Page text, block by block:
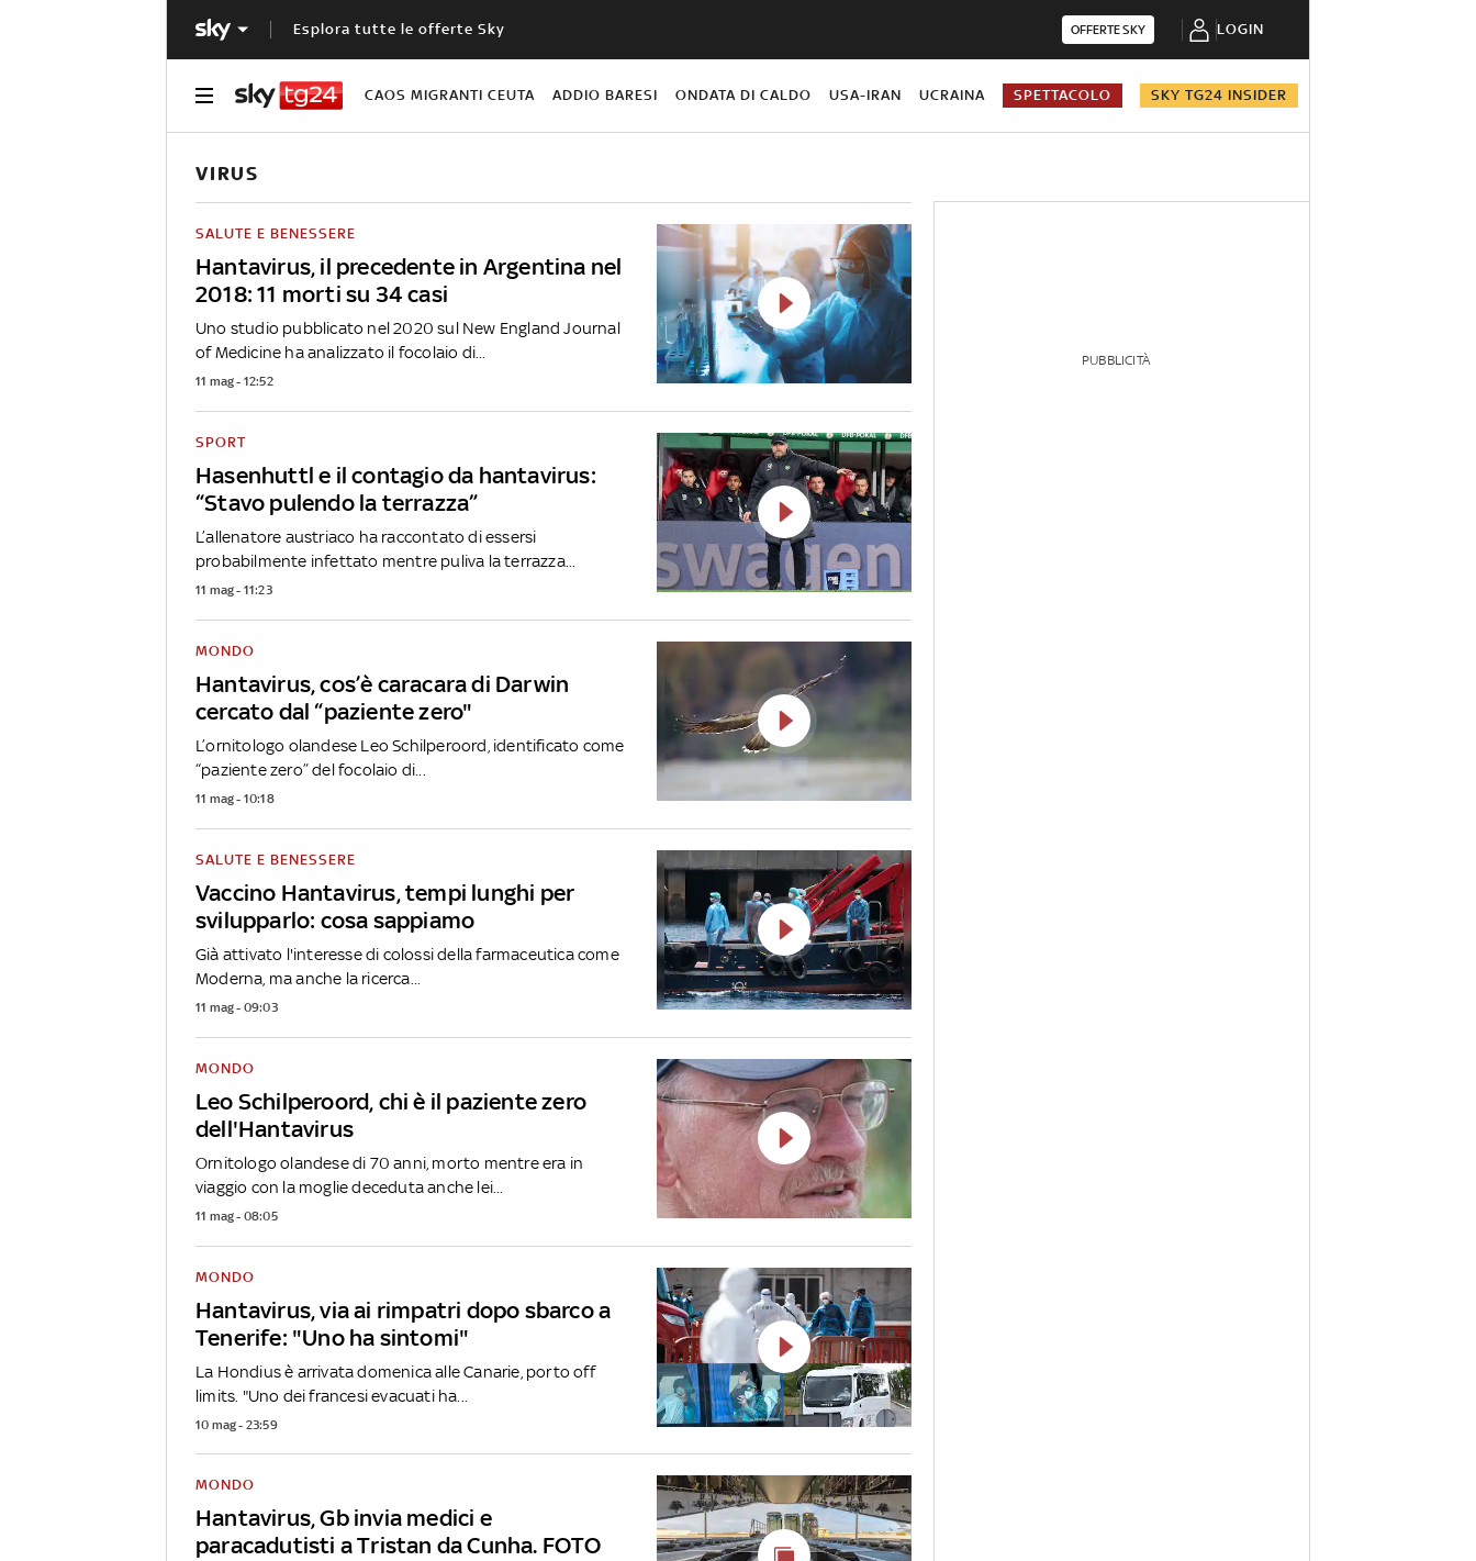
Esplora tutte le offerte Sky OFFERTE SKY LOGIN
CAOS MIGRANTI CEUTA ADDIO BARESI ONDATA DI CALDO USA-IRAN UCRAINA SPETTACOLO SKY TG24 INSIDER
VIRUS
Hantavirus, il precedente in Argentina nel
2018: 11 morti su 34 casi
SALUTE E BENESSERE
Uno studio pubblicato nel 2020 sul New England Journal
of Medicine ha analizzato il focolaio di...
11 mag - 12:52
Hasenhuttl e il contagio da hantavirus:
“Stavo pulendo la terrazza”
SPORT
L’allenatore austriaco ha raccontato di essersi
probabilmente infettato mentre puliva la terrazza...
11 mag - 11:23
Hantavirus, cos’è caracara di Darwin
cercato dal “paziente zero"
MONDO
L’ornitologo olandese Leo Schilperoord, identificato come
“paziente zero” del focolaio di...
11 mag - 10:18
Vaccino Hantavirus, tempi lunghi per
svilupparlo: cosa sappiamo
SALUTE E BENESSERE
Già attivato l'interesse di colossi della farmaceutica come
Moderna, ma anche la ricerca...
11 mag - 09:03
Leo Schilperoord, chi è il paziente zero
dell'Hantavirus
MONDO
Ornitologo olandese di 70 anni, morto mentre era in
viaggio con la moglie deceduta anche lei...
11 mag - 08:05
Hantavirus, via ai rimpatri dopo sbarco a
Tenerife: "Uno ha sintomi"
MONDO
La Hondius è arrivata domenica alle Canarie, porto off
limits. "Uno dei francesi evacuati ha...
10 mag - 23:59
Hantavirus, Gb invia medici e
paracadutisti a Tristan da Cunha. FOTO
MONDO
PUBBLICITÀ